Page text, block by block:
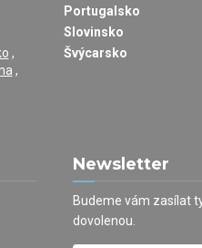
Portugalsko
Slovinsko
,
,
Švýcarsko
Newsletter
Budeme vám zasílat
dovolenou.